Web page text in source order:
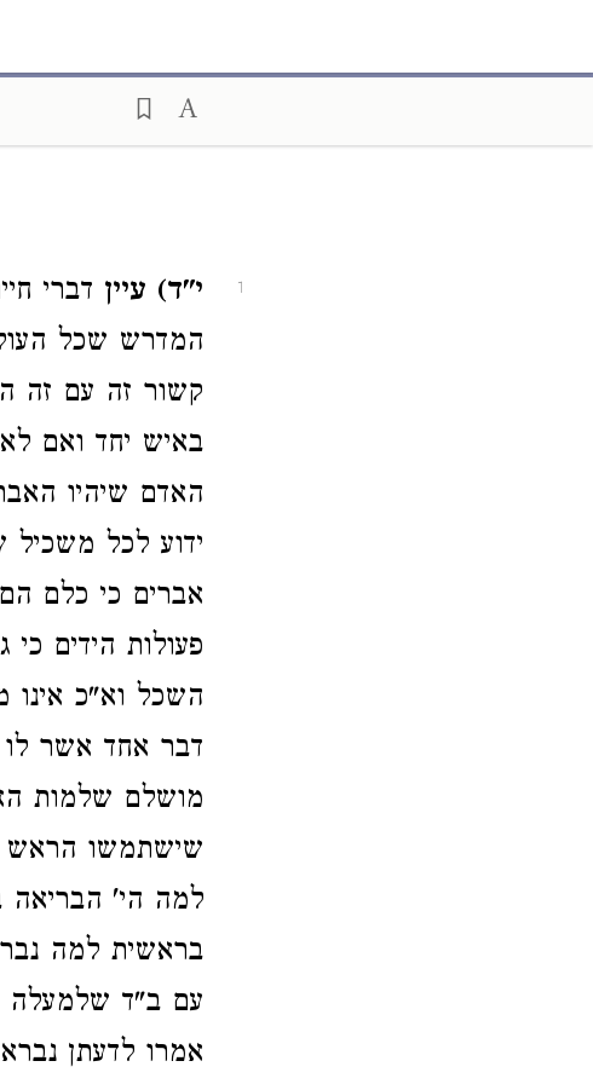
1 י"ד) עיין דברי
המדרש שכל
קשור זה עם זה
באיש יחד ואם
האדם שיהיו
ידוע לכל
אברים כי כלם
פעולות הידים
השכל וא"כ אינו
דבר אחד אשר לו
מושלם שלמות
שישתמשו הראש
למה הי' הבריאה
בראשית למה
עם ב"ד שלמעלה
אמרו לדעתן